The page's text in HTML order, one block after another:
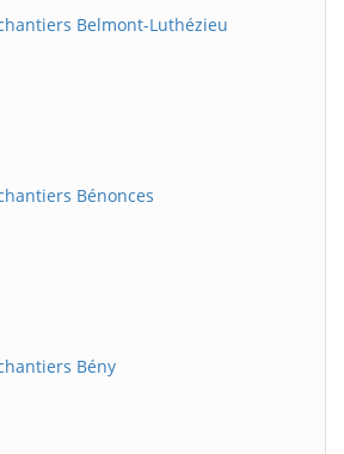
Belmont-Luthézieu
Bénonces
Bény